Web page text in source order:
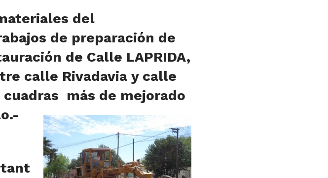
del
de preparación de
de Calle LAPRIDA,
calle Rivadavia y calle
más de mejorado